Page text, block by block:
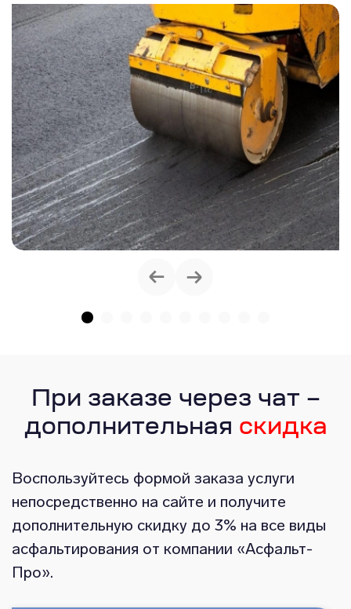
При заказе через чат –
дополнительная скидка
Воспользуйтесь формой заказа услуги
непосредственно на сайте и получите
дополнительную скидку до 3% на все виды
асфальтирования от компании «Асфальт-
Про».